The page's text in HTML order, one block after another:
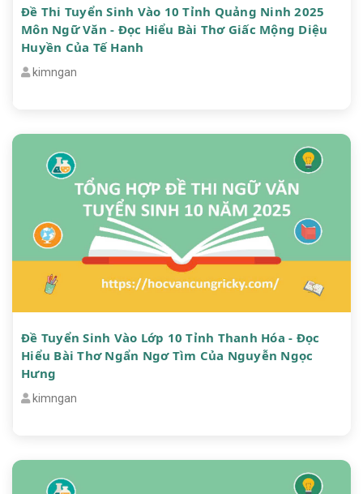
Đề Thi Tuyển Sinh Vào 10 Tỉnh Quảng Ninh 2025
Môn Ngữ Văn - Đọc Hiểu Bài Thơ Giấc Mộng Diệu
Huyền Của Tế Hanh
kimngan
Đề Tuyển Sinh Vào Lớp 10 Tỉnh Thanh Hóa - Đọc
Hiểu Bài Thơ Ngẩn Ngơ Tìm Của Nguyễn Ngọc
Hưng
kimngan